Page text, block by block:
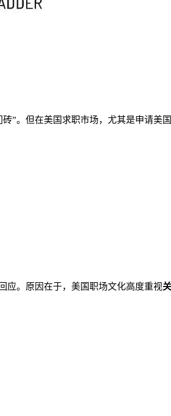
”。但在美国求职市场，尤其是申请美
应。原因在于，美国职场文化高度重视